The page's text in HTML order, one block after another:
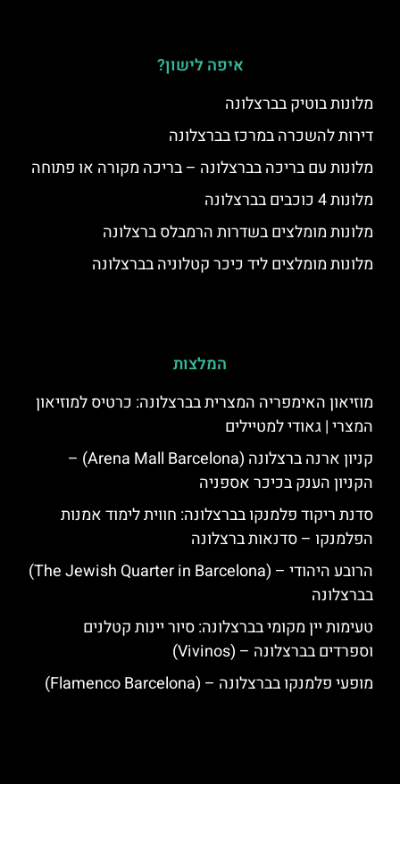
איפה לישון?
מלונות בוטיק בברצלונה
דירות להשכרה במרכז בברצלונה
מלונות עם בריכה בברצלונה – בריכה מקורה או פתוחה
מלונות 4 כוכבים בברצלונה
מלונות מומלצים בשדרות הרמבלס ברצלונה
מלונות מומלצים ליד כיכר קטלוניה בברצלונה
המלצות
מוזיאון האימפריה המצרית בברצלונה: כרטיס למוזיאון
המצרי | גאודי למטיילים
קניון ארנה ברצלונה (Arena Mall Barcelona) –
הקניון הענק בכיכר אספניה
סדנת ריקוד פלמנקו בברצלונה: חווית לימוד אמנות
הפלמנקו – סדנאות ברצלונה
הרובע היהודי – (The Jewish Quarter in Barcelona)
בברצלונה
טעימות יין מקומי בברצלונה: סיור יינות קטלנים
וספרדים בברצלונה – (Vivinos)
מופעי פלמנקו בברצלונה – (Flamenco Barcelona)